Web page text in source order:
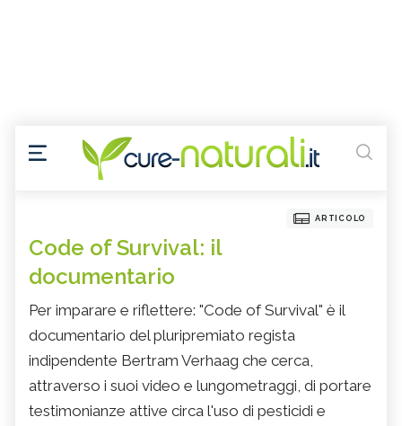
ARTICOLO
Code of Survival: il
documentario
Per imparare e riflettere: "Code of Survival" è il
documentario del pluripremiato regista
indipendente Bertram Verhaag che cerca,
attraverso i suoi video e lungometraggi, di portare
testimonianze attive circa l'uso di pesticidi e